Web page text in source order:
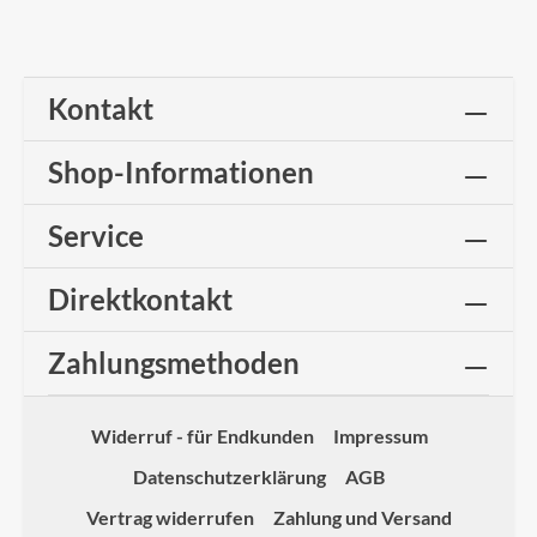
Kontakt
Shop-Informationen
Service
Direktkontakt
Zahlungsmethoden
Widerruf - für Endkunden
Impressum
Datenschutzerklärung
AGB
Vertrag widerrufen
Zahlung und Versand